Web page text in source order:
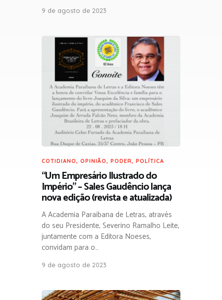
9 de agosto de 2023
COTIDIANO, OPINIÃO, PODER, POLÍTICA
“Um Empresário Ilustrado do
Império” – Sales Gaudêncio lança
nova edição (revista e atualizada)
A Academia Paraibana de Letras, através
do seu Presidente, Severino Ramalho Leite,
juntamente com a Editora Noeses,
convidam para o…
9 de agosto de 2023